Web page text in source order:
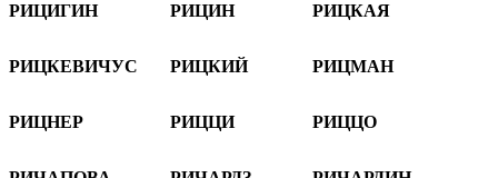
РИЦИГИН РИЦИН РИЦКАЯ
РИЦКЕВИЧУС РИЦКИЙ РИЦМАН
РИЦНЕР РИЦЦИ РИЦЦО